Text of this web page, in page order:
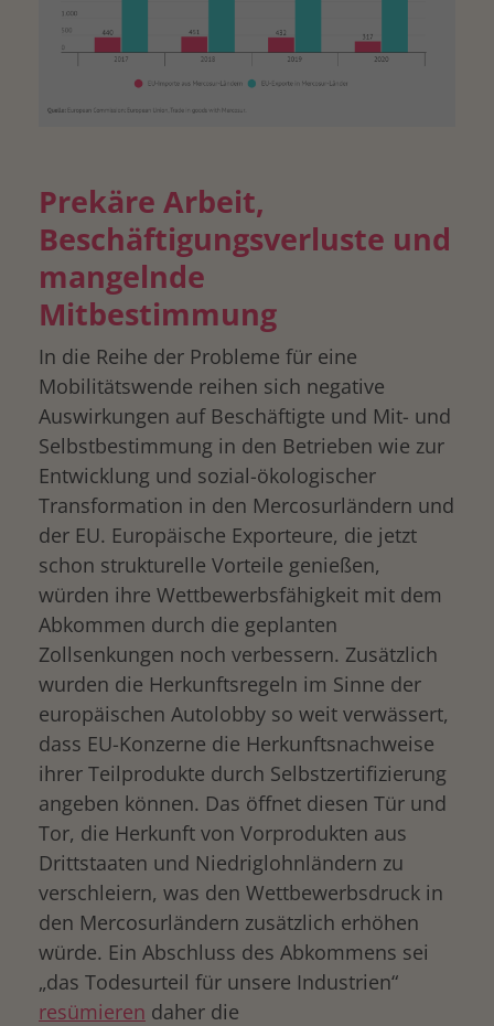
Prekäre Arbeit,
Beschäftigungsverluste und
mangelnde
Mitbestimmung
In die Reihe der Probleme für eine
Mobilitätswende reihen sich negative
Auswirkungen auf Beschäftigte und Mit- und
Selbstbestimmung in den Betrieben wie zur
Entwicklung und sozial-ökologischer
Transformation in den Mercosurländern und
der EU. Europäische Exporteure, die jetzt
schon strukturelle Vorteile genießen,
würden ihre Wettbewerbsfähigkeit mit dem
Abkommen durch die geplanten
Zollsenkungen noch verbessern. Zusätzlich
wurden die Herkunftsregeln im Sinne der
europäischen Autolobby so weit verwässert,
dass EU-Konzerne die Herkunftsnachweise
ihrer Teilprodukte durch Selbstzertifizierung
angeben können. Das öffnet diesen Tür und
Tor, die Herkunft von Vorprodukten aus
Drittstaaten und Niedriglohnländern zu
verschleiern, was den Wettbewerbsdruck in
den Mercosurländern zusätzlich erhöhen
würde. Ein Abschluss des Abkommens sei
„das Todesurteil für unsere Industrien“
resümieren daher die